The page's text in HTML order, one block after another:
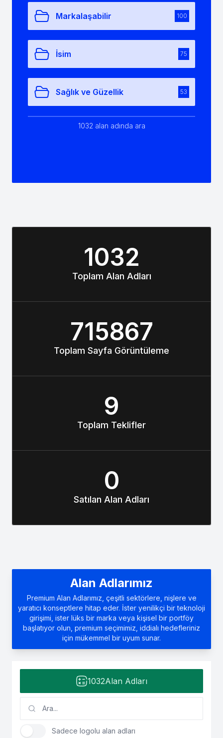
Markalaşabilir 100
İsim 75
Sağlık ve Güzellik 53
1032 alan adında ara
1032
Toplam Alan Adları
715867
Toplam Sayfa Görüntüleme
9
Toplam Teklifler
0
Satılan Alan Adları
Alan Adlarımız
Premium Alan Adlarımız, çeşitli sektörlere, nişlere ve
yaratıcı konseptlere hitap eder. İster yenilikçi bir teknoloji
girişimi, ister lüks bir marka veya kişisel bir portföy
başlatıyor olun, premium seçimimiz, iddialı hedefleriniz
için mükemmel bir uyum sunar.
1032Alan Adları
Sadece logolu alan adları